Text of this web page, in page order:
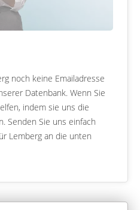
noch keine Emailadresse
Datenbank. Wenn Sie
indem sie uns die
Senden Sie uns einfach
Lemberg an die unten